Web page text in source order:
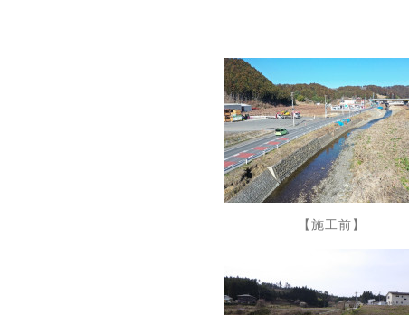
【施工前】